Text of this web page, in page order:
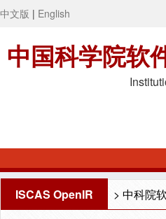
中文版 | English
中国科学院软
ISCAS OpenIR > 中科院